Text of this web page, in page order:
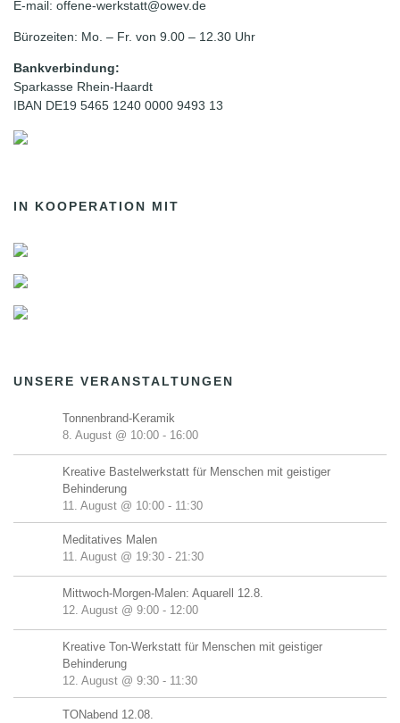
E-mail: offene-werkstatt@owev.de
Bürozeiten: Mo. – Fr. von 9.00 – 12.30 Uhr
Bankverbindung:
Sparkasse Rhein-Haardt
IBAN DE19 5465 1240 0000 9493 13
IN KOOPERATION MIT
UNSERE VERANSTALTUNGEN
Tonnenbrand-Keramik
8. August @ 10:00 - 16:00
Kreative Bastelwerkstatt für Menschen mit geistiger
Behinderung
11. August @ 10:00 - 11:30
Meditatives Malen
11. August @ 19:30 - 21:30
Mittwoch-Morgen-Malen: Aquarell 12.8.
12. August @ 9:00 - 12:00
Kreative Ton-Werkstatt für Menschen mit geistiger
Behinderung
12. August @ 9:30 - 11:30
TONabend 12.08.